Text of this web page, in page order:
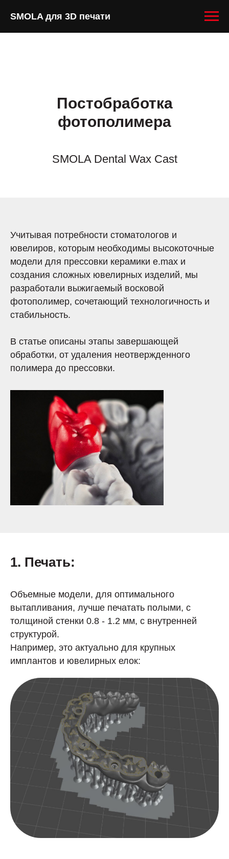
SMOLA для 3D печати
Постобработка
фотополимера
SMOLA Dental Wax Cast
Учитывая потребности стоматологов и
ювелиров, которым необходимы высокоточные
модели для прессовки керамики e.max и
создания сложных ювелирных изделий, мы
разработали выжигаемый восковой
фотополимер, сочетающий технологичность и
стабильность.
В статье описаны этапы завершающей
обработки, от удаления неотвержденного
полимера до прессовки.
1. Печать:
Объемные модели, для оптимального
вытапливания, лучше печатать полыми, с
толщиной стенки 0.8 - 1.2 мм, с внутренней
структурой.
Например, это актуально для крупных
имплантов и ювелирных елок: